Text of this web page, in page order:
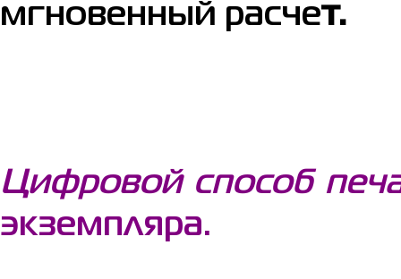
мгновенный расчет.
Цифровой способ
экземпляра.